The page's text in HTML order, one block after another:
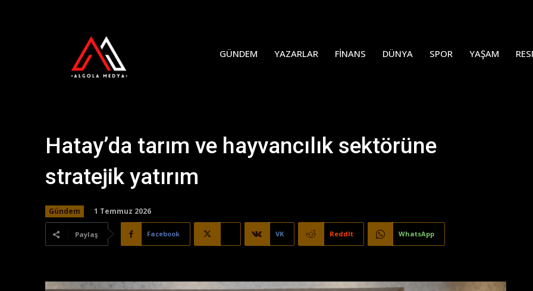
GÜNDEM YAZARLAR FINANS DÜNYA SPOR YAŞAM
Hatay’da tarım ve hayvancılık sektörüne
stratejik yatırım
Gündem 1 Temmuz 2026
Paylaş Facebook VK ReddIt WhatsApp